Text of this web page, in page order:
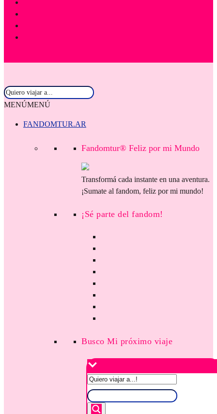
MENÚMENÚ
FANDOMTUR.AR
Fandomtur® Feliz por mi Mundo
Transformá cada instante en una aventura.
¡Sumate al fandom, feliz por mi mundo!
¡Sé parte del fandom!
Busco Mi próximo viaje